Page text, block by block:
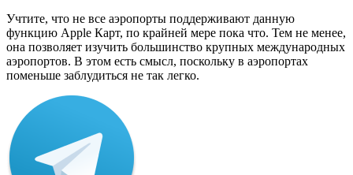
Учтите, что не все аэропорты поддерживают данную
функцию Apple Карт, по крайней мере пока что. Тем не менее,
она позволяет изучить большинство крупных международных
аэропортов. В этом есть смысл, поскольку в аэропортах
поменьше заблудиться не так легко.